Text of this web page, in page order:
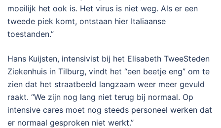
moeilijk het ook is. Het virus is niet weg. Als er een
tweede piek komt, ontstaan hier Italiaanse
toestanden.”
Hans Kuijsten, intensivist bij het Elisabeth TweeSteden
Ziekenhuis in Tilburg, vindt het “een beetje eng” om te
zien dat het straatbeeld langzaam weer meer gevuld
raakt. “We zijn nog lang niet terug bij normaal. Op
intensive cares moet nog steeds personeel werken dat
er normaal gesproken niet werkt.”